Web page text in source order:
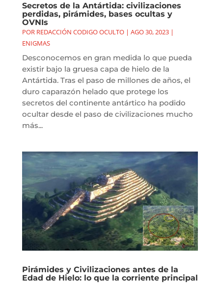
Secretos de la Antártida: civilizaciones
perdidas, pirámides, bases ocultas y
OVNIs
POR REDACCIÓN CODIGO OCULTO| AGO 30, 2023|
ENIGMAS
Desconocemos en gran medida lo que pueda
existir bajo la gruesa capa de hielo de la
Antártida. Tras el paso de millones de años, el
duro caparazón helado que protege los
secretos del continente antártico ha podido
ocultar desde el paso de civilizaciones mucho
más...
Pirámides y Civilizaciones antes de la
Edad de Hielo: lo que la corriente principal